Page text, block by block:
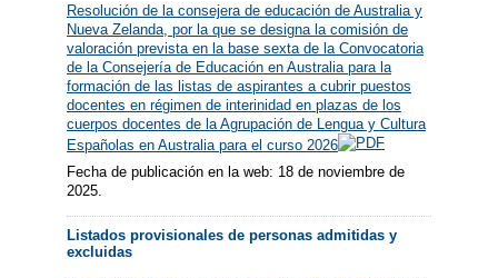
Resolución de la consejera de educación de Australia y
Nueva Zelanda, por la que se designa la comisión de
valoración prevista en la base sexta de la Convocatoria
de la Consejería de Educación en Australia para la
formación de las listas de aspirantes a cubrir puestos
docentes en régimen de interinidad en plazas de los
cuerpos docentes de la Agrupación de Lengua y Cultura
Españolas en Australia para el curso 2026
Fecha de publicación en la web: 18 de noviembre de
2025.
Listados provisionales de personas admitidas y
excluidas